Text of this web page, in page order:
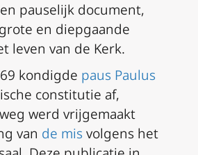
pauselijk document,
en diepgaande
leven van de Kerk.
kondigde paus Paulus
constitutie af,
werd vrijgemaakt
van de mis volgens het